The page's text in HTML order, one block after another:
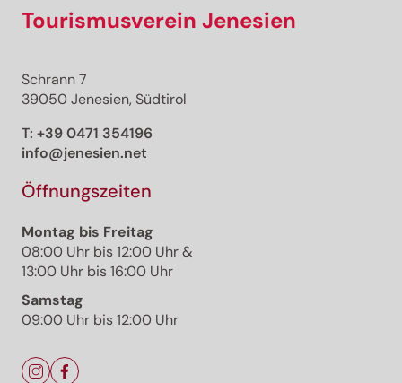
Tourismusverein Jenesien
Schrann 7
39050 Jenesien, Südtirol
T: +39 0471 354196
info@jenesien.net
Öffnungszeiten
Montag bis Freitag
08:00 Uhr bis 12:00 Uhr &
13:00 Uhr bis 16:00 Uhr
Samstag
09:00 Uhr bis 12:00 Uhr